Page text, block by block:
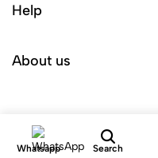
Help
About us
Whatsapp Search